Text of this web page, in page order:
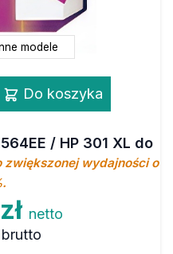
modele
Do koszyka
/ HP 301 XL do
zwiększonej wydajności o
netto
brutto